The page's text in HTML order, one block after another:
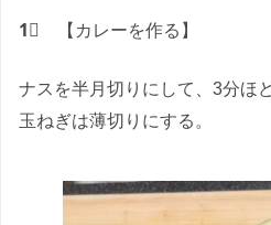
1⃣ 【カレーを作る】
ナスを半月切りにして、3分ほ
玉ねぎは薄切りにする。